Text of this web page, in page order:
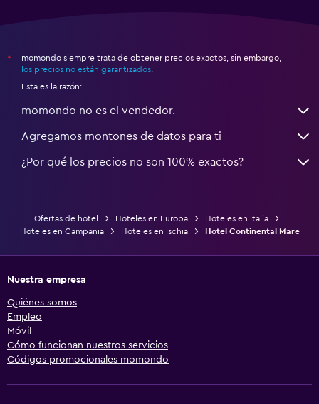
*
momondo siempre trata de obtener precios exactos, sin embargo,
los precios no están garantizados
Esta es la razón:
momondo no es el vendedor.
Agregamos montones de datos para ti
¿Por qué los precios no son 100% exactos?
Ofertas de hotel Hoteles en Europa
Hoteles en Italia
Hoteles en Campania
Hoteles en Ischia Hotel Continental Mare
Nuestra empresa
Quiénes somos
Empleo
Móvil
Cómo funcionan nuestros servicios
Códigos promocionales momondo